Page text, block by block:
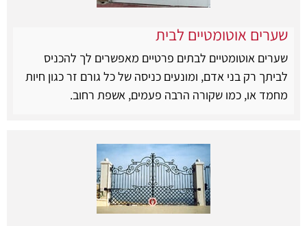
שערים אוטומטיים לבית
שערים אוטומטיים לבתים פרטיים מאפשרים לך להכניס
לביתך רק בני אדם, ומונעים כניסה של כל גורם זר כגון חיות
מחמד או, כמו שקורה הרבה פעמים, אשפת רחוב.